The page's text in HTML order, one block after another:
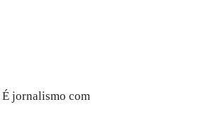
É jornalismo com